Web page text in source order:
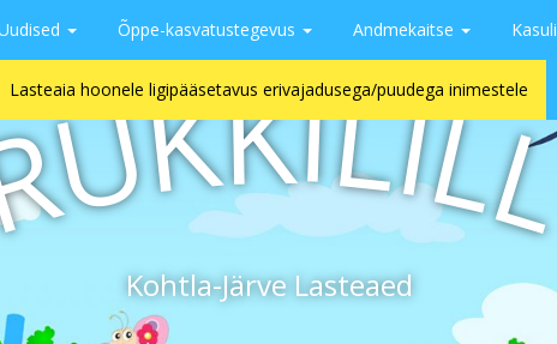
Õppe-kasvatustegevus Andmekaitse
Lasteaia hoonele ligipääsetavus erivajadusega/puudega inimestele
UKKILIL
Kohtla-Järve Lasteaed